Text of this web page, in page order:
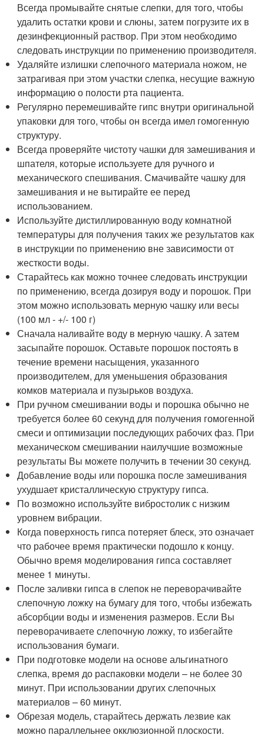
Всегда промывайте снятые слепки, для того, чтобы
удалить остатки крови и слюны, затем погрузите их в
дезинфекционный раствор. При этом необходимо
следовать инструкции по применению производителя.
Удаляйте излишки слепочного материала ножом, не
затрагивая при этом участки слепка, несущие важную
информацию о полости рта пациента.
Регулярно перемешивайте гипс внутри оригинальной
упаковки для того, чтобы он всегда имел гомогенную
структуру.
Всегда проверяйте чистоту чашки для замешивания и
шпателя, которые используете для ручного и
механического спешивания. Смачивайте чашку для
замешивания и не вытирайте ее перед
использованием.
Используйте дистиллированную воду комнатной
температуры для получения таких же результатов как
в инструкции по применению вне зависимости от
жесткости воды.
Старайтесь как можно точнее следовать инструкции
по применению, всегда дозируя воду и порошок. При
этом можно использовать мерную чашку или весы
(100 мл - +/- 100 г)
Сначала наливайте воду в мерную чашку. А затем
засыпайте порошок. Оставьте порошок постоять в
течение времени насыщения, указанного
производителем, для уменьшения образования
комков материала и пузырьков воздуха.
При ручном смешивании воды и порошка обычно не
требуется более 60 секунд для получения гомогенной
смеси и оптимизации последующих рабочих фаз. При
механическом смешивании наилучшие возможные
результаты Вы можете получить в течении 30 секунд.
Добавление воды или порошка после замешивания
ухудшает кристаллическую структуру гипса.
По возможно используйте вибростолик с низким
уровнем вибрации.
Когда поверхность гипса потеряет блеск, это означает
что рабочее время практически подошло к концу.
Обычно время моделирования гипса составляет
менее 1 минуты.
После заливки гипса в слепок не переворачивайте
слепочную ложку на бумагу для того, чтобы избежать
абсорбции воды и изменения размеров. Если Вы
переворачиваете слепочную ложку, то избегайте
использования бумаги.
При подготовке модели на основе альгинатного
слепка, время до распаковки модели – не более 30
минут. При использовании других слепочных
материалов – 60 минут.
Обрезая модель, старайтесь держать лезвие как
можно параллельнее окклюзионной плоскости.